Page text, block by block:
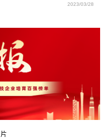
战略合作协议本次论坛以“打造自
2023/03/28